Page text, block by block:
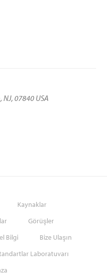
07840 USA
Kaynaklar
Görüşler
Bilgi
Bize Ulaşın
Laboratuvarı